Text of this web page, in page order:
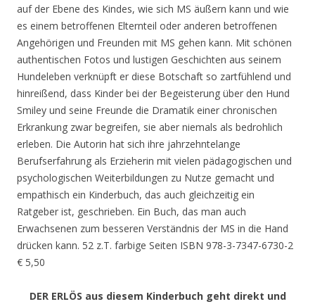
auf der Ebene des Kindes, wie sich MS äußern kann und wie
es einem betroffenen Elternteil oder anderen betroffenen
Angehörigen und Freunden mit MS gehen kann. Mit schönen
authentischen Fotos und lustigen Geschichten aus seinem
Hundeleben verknüpft er diese Botschaft so zartfühlend und
hinreißend, dass Kinder bei der Begeisterung über den Hund
Smiley und seine Freunde die Dramatik einer chronischen
Erkrankung zwar begreifen, sie aber niemals als bedrohlich
erleben. Die Autorin hat sich ihre jahrzehntelange
Berufserfahrung als Erzieherin mit vielen pädagogischen und
psychologischen Weiterbildungen zu Nutze gemacht und
empathisch ein Kinderbuch, das auch gleichzeitig ein
Ratgeber ist, geschrieben. Ein Buch, das man auch
Erwachsenen zum besseren Verständnis der MS in die Hand
drücken kann. 52 z.T. farbige Seiten ISBN 978-3-7347-6730-2
€ 5,50
DER ERLÖS aus diesem Kinderbuch geht direkt und